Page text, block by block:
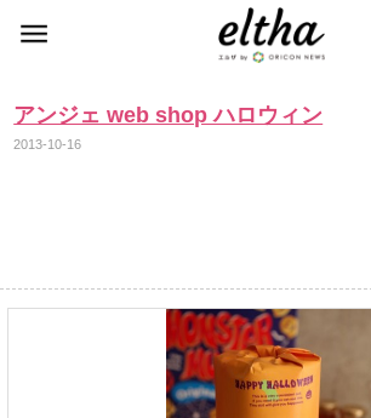
アンジェ web shop ハロウィン
2013-10-16